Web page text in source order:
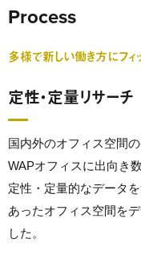
Process
多様で新しい働き方にフィ
定性・定量リサーチ
国内外のオフィス空間
WAPオフィスに出向き
定性・定量的なデータ
あったオフィス空間を
した。